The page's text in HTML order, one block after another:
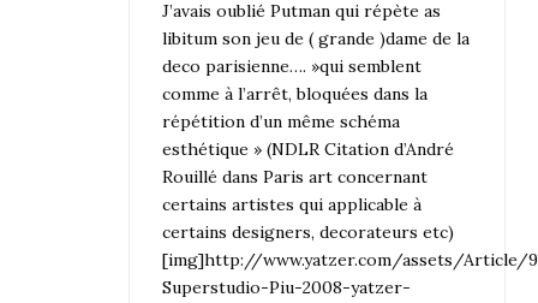
J’avais oublié Putman qui répète as
libitum son jeu de ( grande )dame de la
deco parisienne…. »qui semblent
comme à l’arrêt, bloquées dans la
répétition d’un même schéma
esthétique » (NDLR Citation d’André
Rouillé dans Paris art concernant
certains artistes qui applicable à
certains designers, decorateurs etc)
[img]http://www.yatzer.com/assets/Article/
Superstudio-Piu-2008-yatzer-